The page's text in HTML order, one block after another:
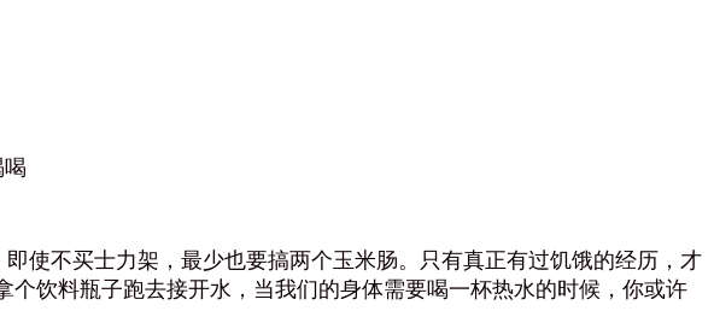
不买士力架，最少也要搞两个玉米肠。只有真正有过饥饿的经历，才
饮料瓶子跑去接开水，当我们的身体需要喝一杯热水的时候，你或许